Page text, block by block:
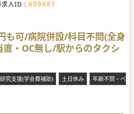
でプライベートに支障をきたしま
の要望に応えるために、24時間、
ートするクリニックです
予定です。それにともないクリニ
研修施設の申請をしていく予定で
続していくケースが多いです
求人ID : 699681
も可/病院併設/科目不問(全身
・OC無し/駅からのタクシ
研究支援(学会費補助) 土日休み 年齢不問・ベテ